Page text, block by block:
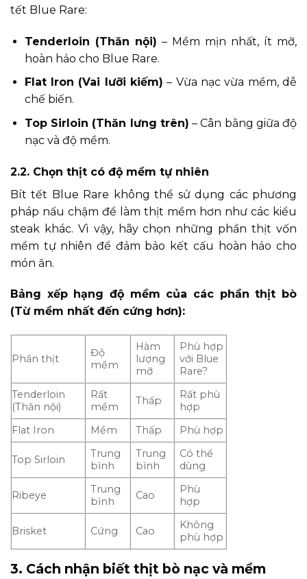
tết Blue Rare:
Tenderloin (Thăn nội) – Mềm mịn nhất, ít mỡ,
hoàn hảo cho Blue Rare.
Flat Iron (Vai lưỡi kiếm) – Vừa nạc vừa mềm, dễ
chế biến.
Top Sirloin (Thăn lưng trên) – Cân bằng giữa độ
nạc và độ mềm.
2.2. Chọn thịt có độ mềm tự nhiên
Bít tết Blue Rare không thể sử dụng các phương
pháp nấu chậm để làm thịt mềm hơn như các kiểu
steak khác. Vì vậy, hãy chọn những phần thịt vốn
mềm tự nhiên để đảm bảo kết cấu hoàn hảo cho
món ăn.
Bảng xếp hạng độ mềm của các phần thịt bò
(Từ mềm nhất đến cứng hơn):
Phần thịt
Độ
mềm
Hàm
lượng
mỡ
Phù hợp
với Blue
Rare?
Tenderloin
(Thăn nội)
Rất
mềm
Thấp
Rất phù
hợp
Flat Iron
Mềm Thấp Phù hợp
Top Sirloin
Trung
bình
Trung
bình
Có thể
dùng
Ribeye
Trung
bình
Cao
Phù
hợp
Brisket Cứng Cao
Không
phù hợp
3. Cách nhận biết thịt bò nạc và mềm